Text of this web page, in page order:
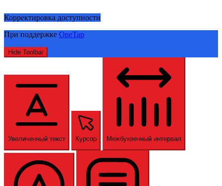
Корректировка доступности
При поддержке OneTap
Hide Toolbar
Увеличенный текст Курсор Межбуквенный интервал